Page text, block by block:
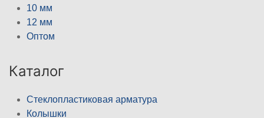
10 мм
12 мм
Оптом
Каталог
Стеклопластиковая арматура
Колышки